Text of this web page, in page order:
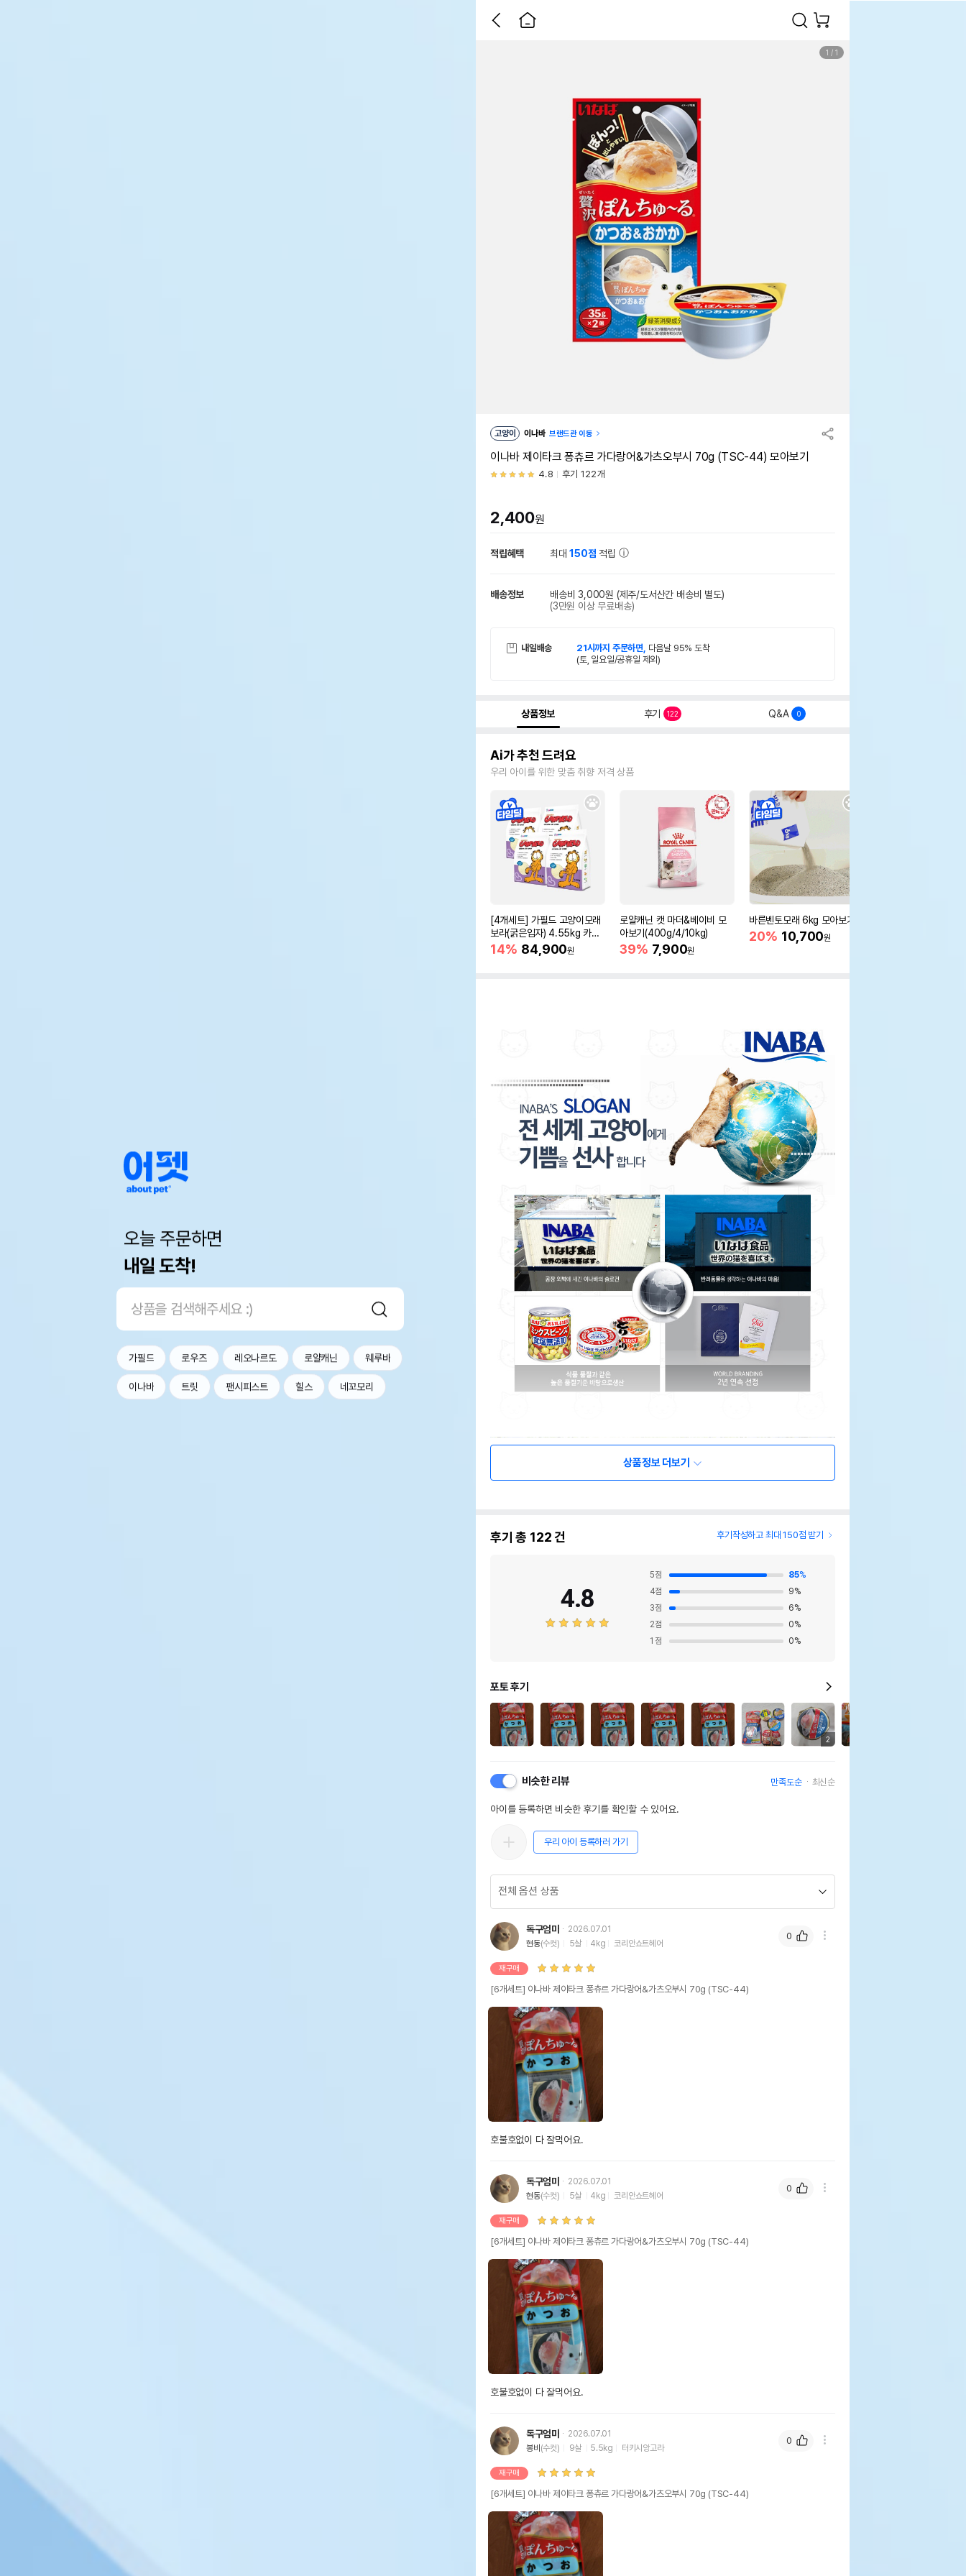
오늘 주문하면
내일 도착!
가필드 로우즈 레오나르도 로얄캐닌 웨루바
이나바 트릿 팬시피스트 힐스 네꼬모리
1 / 1
고양이 이나바 브랜드관 이동
이나바 제이타크 퐁츄르 가다랑어&가츠오부시 70g (TSC-44) 모아보기
4.8 후기 122개
2,400원
적립혜택 최대150점 적립
배송정보 배송비 3,000원 (제주/도서산간 배송비 별도)
(3만원 이상 무료배송)
내일배송 21시까지 주문하면, 다음날 95% 도착
(토, 일요일/공휴일 제외)
상품정보 후기 122 Q&A 0
Ai가 추천 드려요
우리 아이를 위한 맞춤 취향 저격 상품
[4개세트] 가필드 고양이모래
보라(굵은입자) 4.55kg 카사
바모래
14% 84,900원
로얄캐닌 캣 마더&베이비 모
아보기(400g/4/10kg)
39% 7,900원
바른벤토모래 6kg 모아보기
20% 10,700원
상품정보 더보기
후기 총 122건 후기작성하고 최대 150점 받기
4.8
5점 85%
4점 9%
3점 6%
2점 0%
1 점 0%
포토 후기
2
비슷한 리뷰 만족도순 최신순
아이를 등록하면 비슷한 후기를 확인할 수 있어요.
우리 아이 등록하러 가기
독구엄마
2026.07.01
현동(수컷) 5살 4kg 코리안쇼트헤어
재구매
[6개세트] 이나바 제이타크 퐁츄르 가다랑어&가츠오부시 70g (TSC-44)
호불호없이 다 잘먹어요.
0
독구엄마
2026.07.01
현동(수컷) 5살 4kg 코리안쇼트헤어
재구매
[6개세트] 이나바 제이타크 퐁츄르 가다랑어&가츠오부시 70g (TSC-44)
호불호없이 다 잘먹어요.
0
독구엄마
2026.07.01
봉비(수컷) 9살 5.5kg 터키시앙고라
재구매
[6개세트] 이나바 제이타크 퐁츄르 가다랑어&가츠오부시 70g (TSC-44)
0